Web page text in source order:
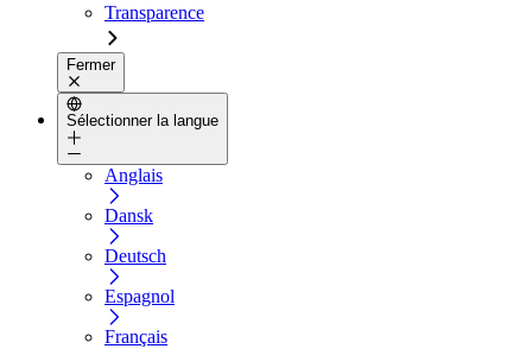
Transparence
Fermer
Sélectionner la langue
Anglais
Dansk
Deutsch
Espagnol
Français